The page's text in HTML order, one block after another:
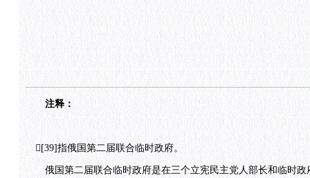
注释：
[39]指俄国第二届联合临时政府。
俄国第二届联合临时政府是在三个立宪民主党人部长和临时政